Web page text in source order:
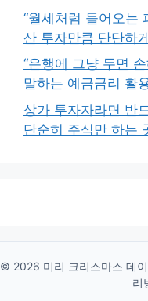
“월세처럼 들어오는
산 투자만큼 단단하
“은행에 그냥 두면
말하는 예금금리 활
상가 투자자라면 반
단순히 주식만 하는
© 2026 미리 크리스마스 데
리